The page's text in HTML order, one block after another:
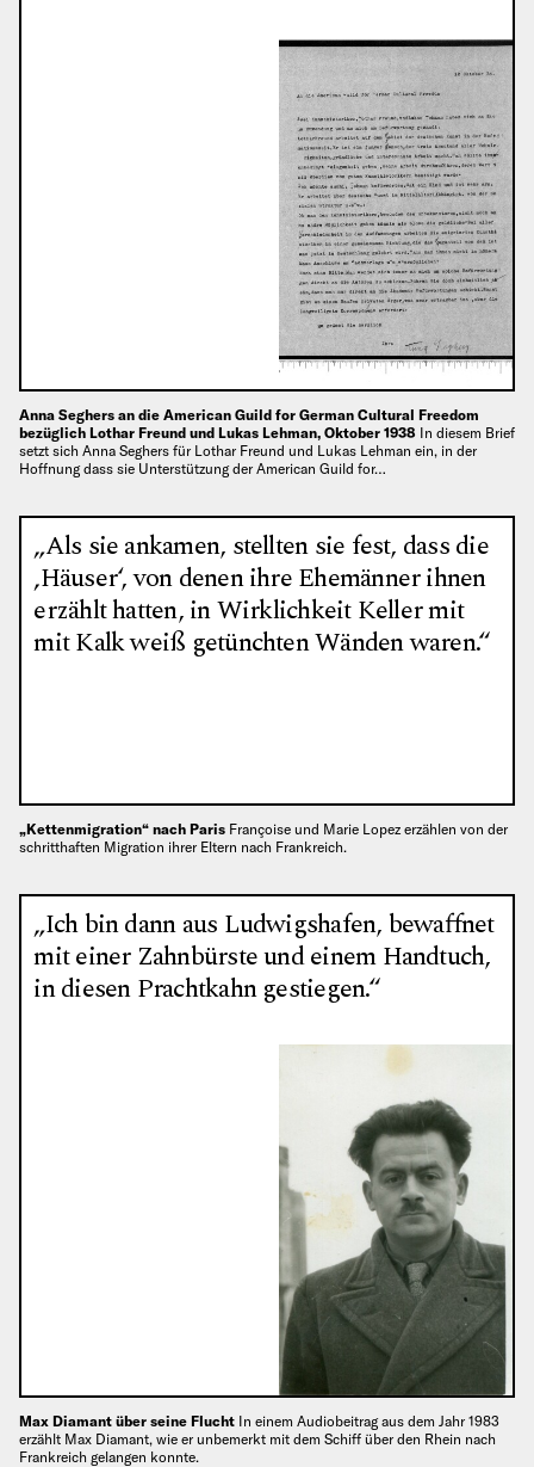
Anna Seghers an die American Guild for German Cultural Freedom
bezüglich Lothar Freund und Lukas Lehman, Oktober 1938 In diesem Brief
setzt sich Anna Seghers für Lothar Freund und Lukas Lehman ein, in der
Hoffnung dass sie Unterstützung der American Guild for…
„Als sie ankamen, stellten sie fest, dass die
‚Häuser‘, von denen ihre Ehemänner ihnen
erzählt hatten, in Wirklichkeit Keller mit
mit Kalk weiß getünchten Wänden waren.“
„Kettenmigration“ nach Paris Françoise und Marie Lopez erzählen von der
schritthaften Migration ihrer Eltern nach Frankreich.
„Ich bin dann aus Ludwigshafen, bewaffnet
mit einer Zahnbürste und einem Handtuch,
in diesen Prachtkahn gestiegen.“
Max Diamant über seine Flucht In einem Audiobeitrag aus dem Jahr 1983
erzählt Max Diamant, wie er unbemerkt mit dem Schiff über den Rhein nach
Frankreich gelangen konnte.